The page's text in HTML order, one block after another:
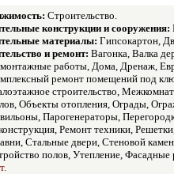
Строительство.
конструкции и сооружения:
материалы: Гипсокартон,
и ремонт: Вагонка, Валка
работы, Дома, Дренаж,
ремонт помещений под
строительство,
Объекты отопления, Ограды,
Парогенераторы,
Ремонт техники,
Стальные двери, Стеновой
полов, Утепление,